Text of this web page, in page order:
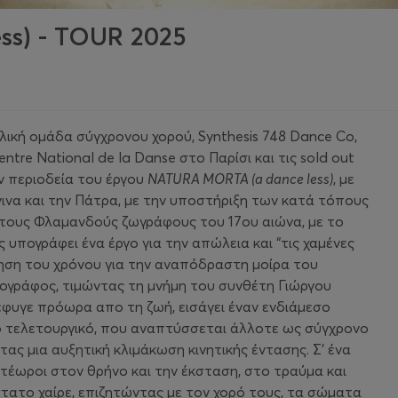
- TOUR 2025
ομάδα σύγχρονου χορού, Synthesis 748 Dance Co,
National de la Danse στο Παρίσι και τις sold out
περιοδεία του έργου NATURA MORTA (a dance less), με
και την Πάτρα, με την υποστήριξη των κατά τόπους
Φλαμανδούς ζωγράφους του 17ου αιώνα, με το
ένα έργο για την απώλεια και “τις χαμένες
του χρόνου για την αναπόδραστη μοίρα του
τιμώντας τη μνήμη του συνθέτη Γιώργου
πρόωρα απο τη ζωή, εισάγει έναν ενδιάμεσο
τελετουργικό, που αναπτύσσεται άλλοτε ως σύγχρονο
μια αυξητική κλιμάκωση κινητικής έντασης. Σ’ ένα
στον θρήνο και την έκσταση, στο τραύμα και
χαίρε, επιζητώντας με τον χορό τους, τα σώματα